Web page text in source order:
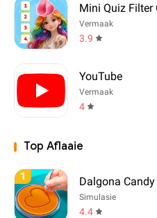
Mini Quiz Filter
Vermaak
3.9
YouTube
Vermaak
4
Top Aflaaie
1 Dalgona
Simulasie
4.4